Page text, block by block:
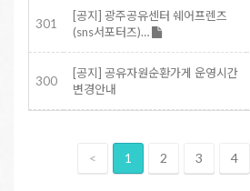
301
[공지] 광주공유센터 쉐어프렌즈
(sns서포터즈)…
300
[공지] 공유자원순환가게 운영시간
변경안내
< 1 2 3 4